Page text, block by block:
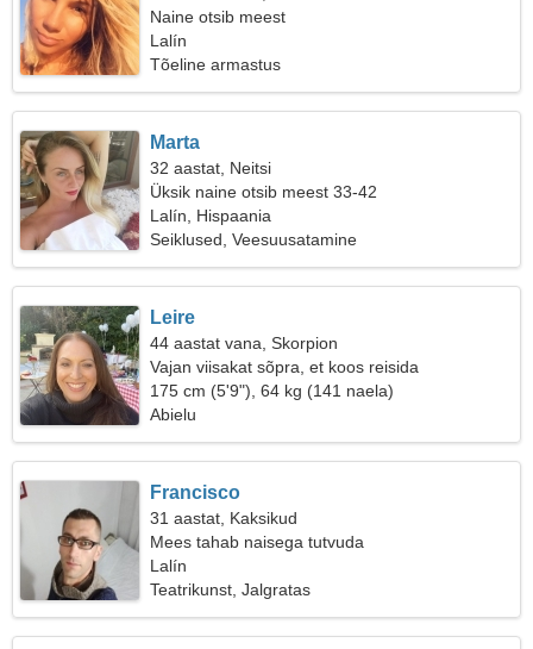
Naine otsib meest
Lalín
Tõeline armastus
Marta
32 aastat, Neitsi
Üksik naine otsib meest 33-42
Lalín, Hispaania
Seiklused, Veesuusatamine
Leire
44 aastat vana, Skorpion
Vajan viisakat sõpra, et koos reisida
175 cm (5'9"), 64 kg (141 naela)
Abielu
Francisco
31 aastat, Kaksikud
Mees tahab naisega tutvuda
Lalín
Teatrikunst, Jalgratas